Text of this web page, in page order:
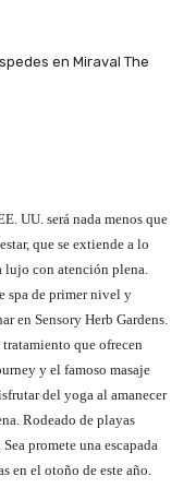
en Miraval The
UU. será nada menos que
que se extiende a lo
lujo con atención plena.
spa de primer nivel y
en Sensory Herb Gardens.
que ofrecen
y el famoso masaje
del yoga al amanecer
Rodeado de playas
promete una escapada
en el otoño de este año.